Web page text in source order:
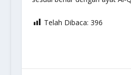
Telah Dibaca: 396